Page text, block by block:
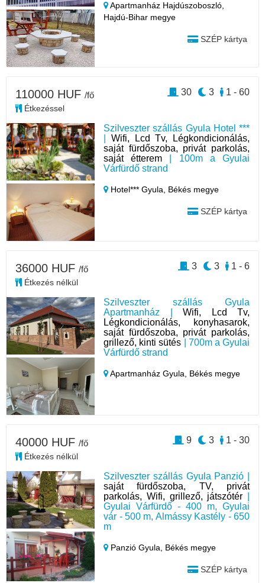
Apartmanház Hajdúszoboszló,
Hajdú-Bihar megye
SZÉP kártya
Szilveszter szállás Gyula Hotel ***
Wifi, Lcd Tv, Légkondicionálás,
saját fürdőszoba, privát parkolás,
saját étterem | 100m a Gyulai
Várfürdő strand
Hotel*** Gyula, Békés megye
SZÉP kártya
110000 HUF /fő
Étkezéssel
1 - 60
3
30
Szilveszter szállás Gyula
Apartmanház |Wifi, Lcd Tv,
Légkondicionálás, konyhasarok,
saját fürdőszoba, privát parkolás,
grillező, kinti sütés | 700m a Gyulai
Várfürdő strand
Apartmanház Gyula, Békés megye
36000 HUF /fő
Étkezés nélkül
1 - 6
3
3
Szilveszter szállás Gyula Panzió |
saját fürdőszoba, TV, privát
parkolás, Wifi, grillező, játszótér
Gyulai Várfürdő - 400 m, Gyulai
vár - 500 m, Almássy Kastély - 650
m
Panzió Gyula, Békés megye
SZÉP kártya
40000 HUF /fő
Étkezés nélkül
1 - 30
3
9